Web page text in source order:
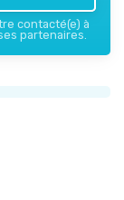
contacté(e) à
partenaires.